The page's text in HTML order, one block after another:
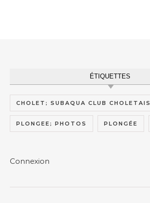
ÉTIQUETTES
CHOLET; SUBAQUA CLUB CHOLETAIS
PLONGEE; PHOTOS PLONGÉE
Connexion